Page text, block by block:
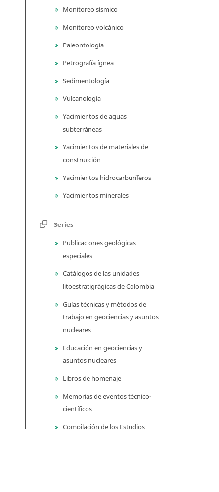
Monitoreo sísmico
Monitoreo volcánico
Paleontología
Petrografía ígnea
Sedimentología
Vulcanología
Yacimientos de aguas
subterráneas
Yacimientos de materiales de
construcción
Yacimientos hidrocarburíferos
Yacimientos minerales
Series
Publicaciones geológicas
especiales
Catálogos de las unidades
litoestratigrágicas de Colombia
Guías técnicas y métodos de
trabajo en geociencias y asuntos
nucleares
Educación en geociencias y
asuntos nucleares
Libros de homenaje
Memorias de eventos técnico-
científicos
Compilación de los Estudios